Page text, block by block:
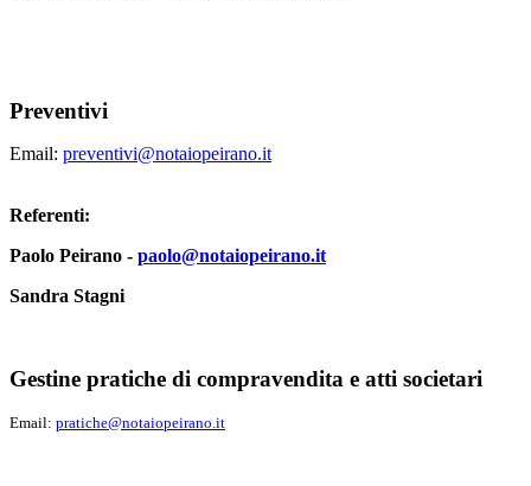
Preventivi
Email: preventivi@notaiopeirano.it
Referenti:
Paolo Peirano - paolo@notaiopeirano.it
Sandra Stagni
Gestine pratiche di compravendita e atti societari
Email: pratiche@notaiopeirano.it